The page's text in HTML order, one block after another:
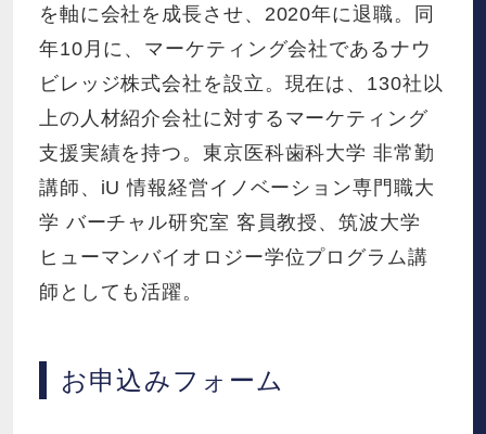
を軸に会社を成長させ、2020年に退職。同
年10月に、マーケティング会社であるナウ
ビレッジ株式会社を設立。現在は、130社以
上の人材紹介会社に対するマーケティング
支援実績を持つ。東京医科歯科大学 非常勤
講師、iU 情報経営イノベーション専門職大
学 バーチャル研究室 客員教授、筑波大学
ヒューマンバイオロジー学位プログラム講
師としても活躍。
お申込みフォーム